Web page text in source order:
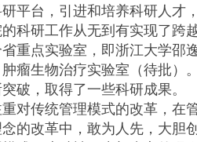
平台，引进和培养科研人才
科研工作从无到有实现了跨
重点实验室，即浙江大学邵
瘤生物治疗实验室（待批）
破，取得了一些科研成果。
对传统管理模式的改革，在
的改革中，敢为人先，大胆